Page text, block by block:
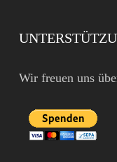
Wir freuen uns